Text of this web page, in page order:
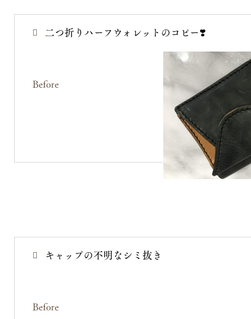
・リペア
ナンス
せ
0132
19:00 ※木曜日のみ8:00~14:30
二つ折りハーフウォレットのコピー❣️
Before
キャップの不明なシミ抜き
Before